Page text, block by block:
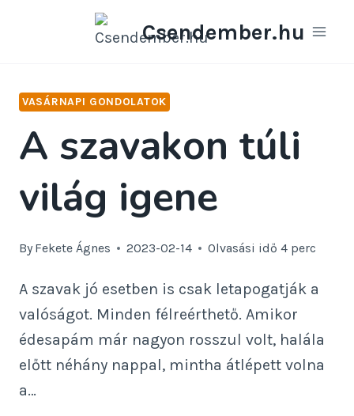
Csendember.hu
VASÁRNAPI GONDOLATOK
A szavakon túli
világ igene
By Fekete Ágnes 2023-02-14 Olvasási idő 4 perc
A szavak jó esetben is csak letapogatják a
valóságot. Minden félreérthető. Amikor
édesapám már nagyon rosszul volt, halála
előtt néhány nappal, mintha átlépett volna
a…